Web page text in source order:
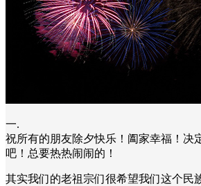
一.
祝所有的朋友除夕快乐！阖家幸福！决
吧！总要热热闹闹的！
其实我们的老祖宗们很希望我们这个民